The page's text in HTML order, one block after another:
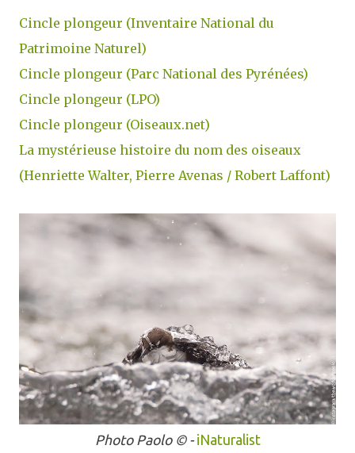
Cincle plongeur (Inventaire National du
Patrimoine Naturel)
Cincle plongeur (Parc National des Pyrénées)
Cincle plongeur (LPO)
Cincle plongeur (Oiseaux.net)
La mystérieuse histoire du nom des oiseaux
(Henriette Walter, Pierre Avenas / Robert Laffont)
Photo Paolo© -iNaturalist